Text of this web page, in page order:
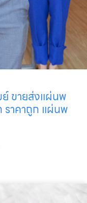
ขายส่งแผ่นพ
าคาถูก แผ่นพ